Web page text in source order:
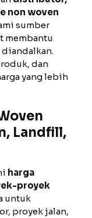
non woven
sumber
membantu
diandalkan.
dan
yang lebih
Landfill,
harga
proyek
untuk
proyek jalan,